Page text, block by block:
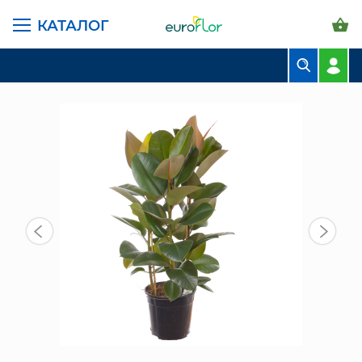
КАТАЛОГ
ЦВЕТЫ В ПАЧКАХ
СВАДЕБНАЯ ФЛОРИСТИКА
КОМНАТНЫЕ РАСТЕНИЯ
ГОРШКИ И КАШПО
ГРУНТЫ И УДОБРЕНИЯ
ПРЕДМЕТЫ ИНТЕРЬЕРА
ГЛАВНАЯ СТРАНИЦА КАТАЛОГ
КОМНАТНЫЕ РАСТЕНИЯ